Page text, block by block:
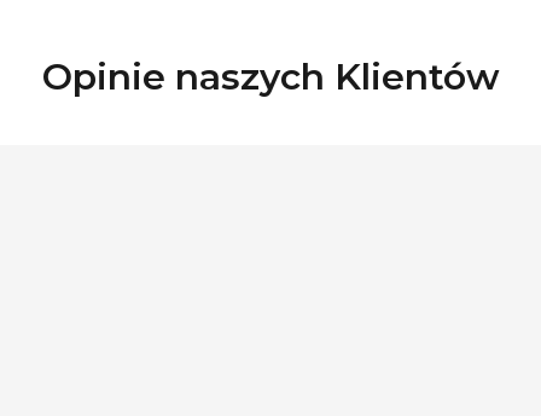
Opinie naszych Klientów